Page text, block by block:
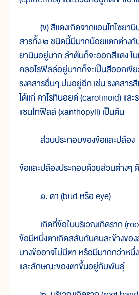
(ข) สีแดงเกิดจากแอนโทไซยานิ
สารทั้ง ๒ ชนิดนี้มีมากน้อยแตกต่างกั
ยานินอยู่มาก ลำต้นก็จะออกสีแดง ใ
คลอโรฟิลล์อยู่มากก็จะเป็นสีออกเ
รงคสารอื่นๆ ปนอยู่อีก เช่น รงคสาร
ได้แก่ คาโรทินอยด์ (carotinoid) และ
แซนโทฟิลล์ (xanthopyll) เป็นต้น
ส่วนประกอบของข้อและปล้อง
ข้อและปล้องประกอบด้วยส่วนต่างๆ
๑. ตา (bud หรือ eye)
เกิดที่ข้อในบริเวณเกิดราก
ข้อมีหนึ่งตาเกิดสลับกันคนละข้างขอ
บางข้ออาจไม่มีตา หรือมีมากกว่าหนึ่
และลักษณะของตาขึ้นอยู่กับพันธุ์